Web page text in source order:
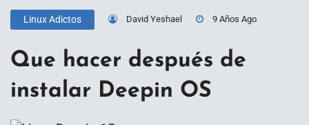
Linux Adictos David Yeshael 9 Años Ago
Que hacer después de
instalar Deepin OS